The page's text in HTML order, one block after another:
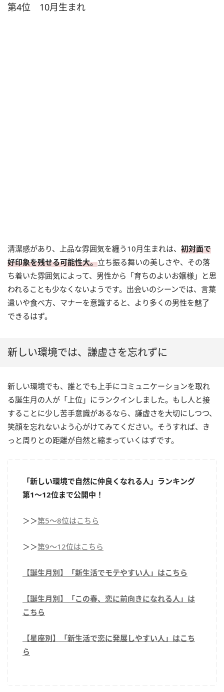
第4位 10月生まれ
清潔感があり、上品な雰囲気を纏う10月生まれは、 初対面で
好印象を残せる可能性大。立ち振る舞いの美しさや、その落
ち着いた雰囲気によって、男性から「育ちのよいお嬢様」と思
われることも少なくないようです。出会いのシーンでは、言葉
遣いや食べ方、マナーを意識すると、より多くの男性を魅了
できるはず。
新しい環境では、謙虚さを忘れずに
新しい環境でも、誰とでも上手にコミュニケーションを取れ
る誕生月の人が「上位」にランクインしました。もし人と接
することに少し苦手意識があるなら、謙虚さを大切にしつつ、
笑顔を忘れないよう心がけてみてください。そうすれば、き
っと周りとの距離が自然と縮まっていくはずです。
「新しい環境で自然に仲良くなれる人」ランキング
第1～12位まで公開中！
＞＞第5～8位はこちら
＞＞第9～12位はこちら
【誕生月別】「新生活でモテやすい人」はこちら
【誕生月別】「この春、恋に前向きになれる人」は
こちら
【星座別】「新生活で恋に発展しやすい人」はこち
ら